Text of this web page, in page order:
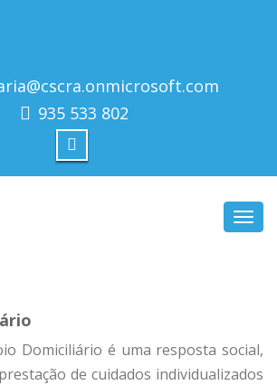
935 533 802
Domiciliário é uma resposta social,
de cuidados individualizados